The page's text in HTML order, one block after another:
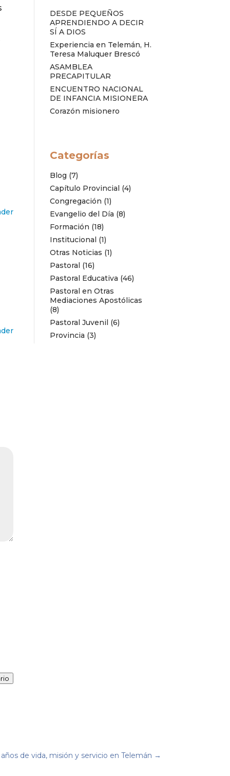
DESDE PEQUEÑOS
APRENDIENDO A DECIR
SÍ A DIOS
Experiencia en Telemán, H.
Teresa Maluquer Brescó
ASAMBLEA
PRECAPITULAR
ENCUENTRO NACIONAL
DE INFANCIA MISIONERA
Corazón misionero
Categorías
Blog (7)
Capítulo Provincial (4)
Congregación (1)
Evangelio del Día (8)
Formación (18)
Institucional (1)
Otras Noticias (1)
Pastoral (16)
Pastoral Educativa (46)
Pastoral en Otras
Mediaciones Apostólicas
(8)
Pastoral Juvenil (6)
Provincia (3)
de vida, misión y servicio en Telemán →